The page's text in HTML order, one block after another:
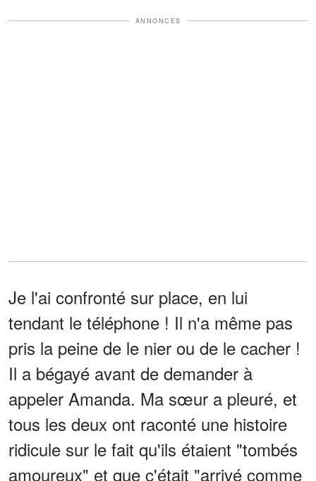
ANNONCES
Je l'ai confronté sur place, en lui
tendant le téléphone ! Il n'a même pas
pris la peine de le nier ou de le cacher !
Il a bégayé avant de demander à
appeler Amanda. Ma sœur a pleuré, et
tous les deux ont raconté une histoire
ridicule sur le fait qu'ils étaient "tombés
amoureux" et que c'était "arrivé comme